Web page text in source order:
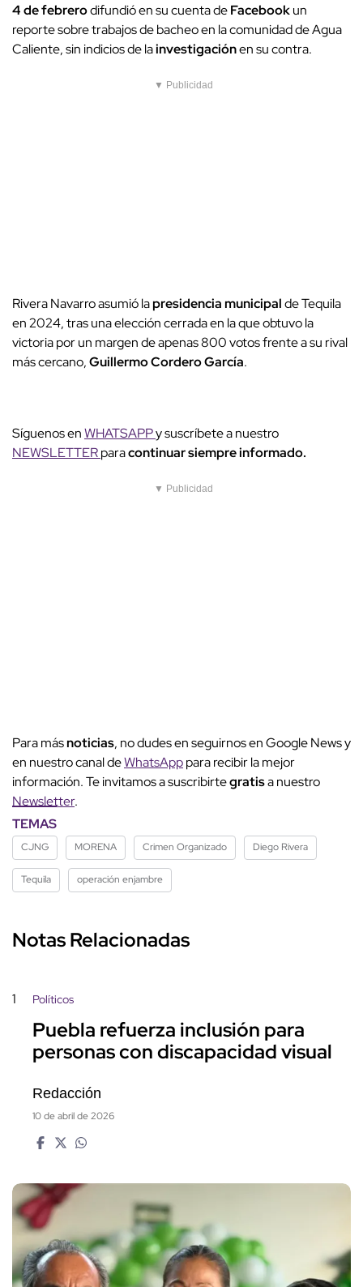
4 de febrerodifundió en su cuenta deFacebookun
reporte sobre trabajos de bacheo en la comunidad de Agua
Caliente, sin indicios de lainvestigaciónen su contra.
▼ Publicidad
Rivera Navarro asumió lapresidencia municipalde Tequila
en 2024, tras una elección cerrada en la que obtuvo la
victoria por un margen de apenas 800 votos frente a su rival
más cercano,Guillermo Cordero García.
Síguenos enWHATSAPPy suscríbete a nuestro
NEWSLETTERparacontinuar siempre informado.
▼ Publicidad
Para másnoticias, no dudes en seguirnos en Google News y
en nuestro canal deWhatsApppara recibir la mejor
información. Te invitamos a suscribirtegratisa nuestro
Newsletter.
TEMAS
CJNG MORENA Crimen Organizado Diego Rivera
Tequila operación enjambre
Notas Relacionadas
1 Políticos
Puebla refuerza inclusión para
personas con discapacidad visual
Redacción
10 de abril de 2026